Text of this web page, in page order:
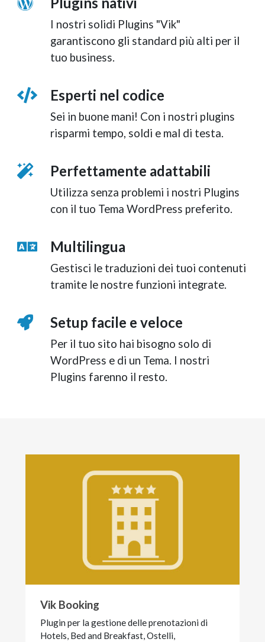
I nostri solidi Plugins "Vik"
garantiscono gli standard più alti per il
tuo business.
Esperti nel codice
Sei in buone mani! Con i nostri plugins
risparmi tempo, soldi e mal di testa.
Perfettamente adattabili
Utilizza senza problemi i nostri Plugins
con il tuo Tema WordPress preferito.
Multilingua
Gestisci le traduzioni dei tuoi contenuti
tramite le nostre funzioni integrate.
Setup facile e veloce
Per il tuo sito hai bisogno solo di
WordPress e di un Tema. I nostri
Plugins farenno il resto.
Vik Booking
Plugin per la gestione delle prenotazioni di
Hotels, Bed and Breakfast, Ostelli,